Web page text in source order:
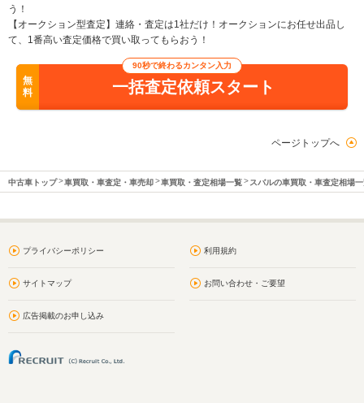
う！
【オークション型査定】連絡・査定は1社だけ！オークションにお任せ出品し
て、1番高い査定価格で買い取ってもらおう！
無
料
90秒で終わるカンタン入力
一括査定依頼スタート
ページトップへ
中古車トップ 車買取・車査定・車売却 車買取・査定相場一覧 スバルの車買取・車査定相場
プライバシーポリシー 利用規約
サイトマップ お問い合わせ・ご要望
広告掲載のお申し込み